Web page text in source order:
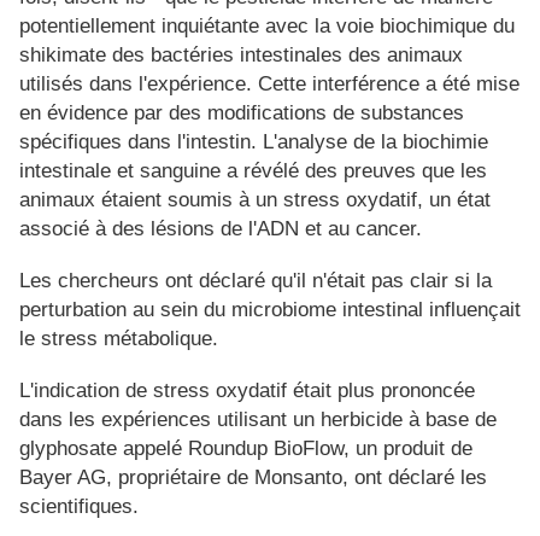
potentiellement inquiétante avec la voie biochimique du
shikimate des bactéries intestinales des animaux
utilisés dans l'expérience. Cette interférence a été mise
en évidence par des modifications de substances
spécifiques dans l'intestin. L'analyse de la biochimie
intestinale et sanguine a révélé des preuves que les
animaux étaient soumis à un stress oxydatif, un état
associé à des lésions de l'ADN et au cancer.
Les chercheurs ont déclaré qu'il n'était pas clair si la
perturbation au sein du microbiome intestinal influençait
le stress métabolique.
L'indication de stress oxydatif était plus prononcée
dans les expériences utilisant un herbicide à base de
glyphosate appelé Roundup BioFlow, un produit de
Bayer AG, propriétaire de Monsanto, ont déclaré les
scientifiques.